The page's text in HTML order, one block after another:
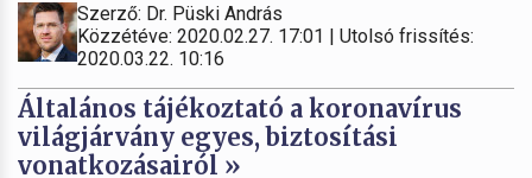
Szerző: Dr. Püski András
Közzétéve: 2020.02.27. 17:01 | Utolsó frissítés:
2020.03.22. 10:16
Általános tájékoztató a koronavírus
világjárvány egyes, biztosítási
vonatkozásairól »